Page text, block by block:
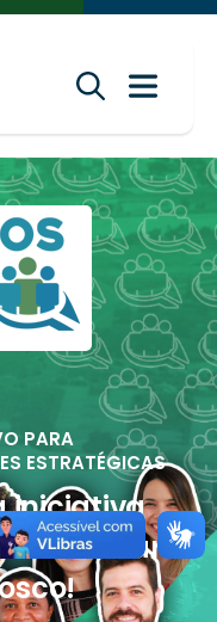
PARA
ESTRATÉGICAS
iniciativa